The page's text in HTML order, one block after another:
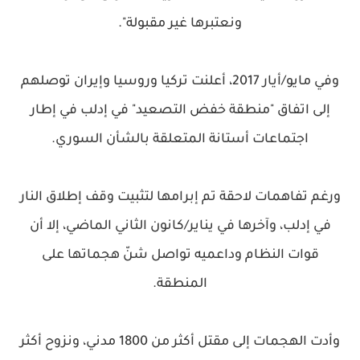
ونعتبرها غير مقبولة".
وفي مايو/أيار 2017، أعلنت تركيا وروسيا وإيران توصلهم
إلى اتفاق "منطقة خفض التصعيد" في إدلب في إطار
اجتماعات أستانة المتعلقة بالشأن السوري.
ورغم تفاهمات لاحقة تم إبرامها لتثبيت وقف إطلاق النار
في إدلب، وآخرها في يناير/كانون الثاني الماضي، إلا أن
قوات النظام وداعميه تواصل شنّ هجماتها على
المنطقة.
وأدت الهجمات إلى مقتل أكثر من 1800 مدني، ونزوح أكثر